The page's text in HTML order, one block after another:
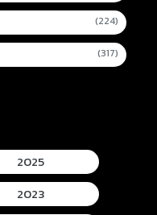
(224)
(317)
2025
2023